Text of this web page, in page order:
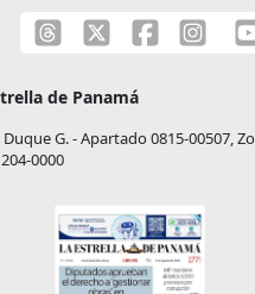
de Panamá
G. - Apartado 0815-00507,
0000